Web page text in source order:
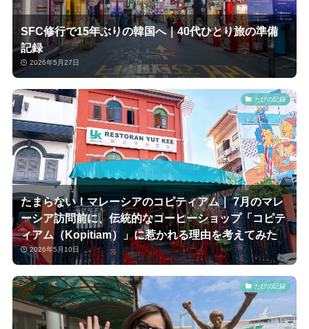
SFC修行で15年ぶりの韓国へ｜40代ひとり旅の準備
記録
2026年5月27日
たびの記録
たまらない！マレーシアのコピティアム｜ 7月のマレ
ーシア訪問前に、伝統的なコーヒーショップ「コピテ
ィアム（Kopitiam）」に惹かれる理由を考えてみた
2026年5月10日
たびの記録